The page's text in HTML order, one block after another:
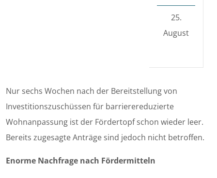
25.
August
Nur sechs Wochen nach der Bereitstellung von
Investitionszuschüssen für barrierereduzierte
Wohnanpassung ist der Fördertopf schon wieder leer.
Bereits zugesagte Anträge sind jedoch nicht betroffen.
Enorme Nachfrage nach Fördermitteln